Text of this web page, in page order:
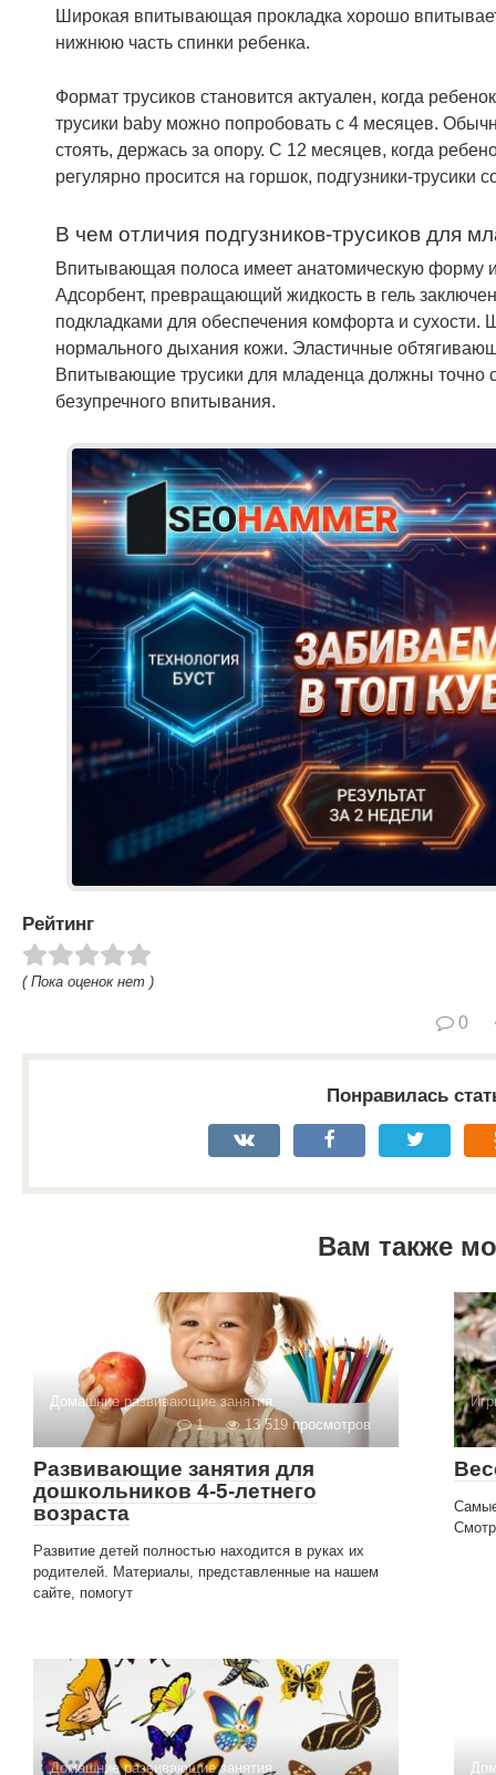
Широкая впитывающая прокладка хорошо
нижнюю часть спинки ребенка.
Формат трусиков становится актуален, когда
трусики baby можно попробовать с 4 месяцев.
стоять, держась за опору. С 12 месяцев, когда
регулярно просится на горшок, подгузники-
В чем отличия подгузников-трусиков для
Впитывающая полоса имеет анатомическую форму
Адсорбент, превращающий жидкость в гель
подкладками для обеспечения комфорта и сухости.
нормального дыхания кожи. Эластичные
Впитывающие трусики для младенца должны точно
безупречного впитывания.
Рейтинг
( Пока оценок нет )
0
Понравилась
Вам также
Домашние развивающие занятия
1
13 519 просмотров
Развивающие занятия для
дошкольников 4-5-летнего
возраста
Развитие детей полностью находится в руках их
родителей. Материалы, представленные на нашем
сайте, помогут
Домашние развивающие занятия